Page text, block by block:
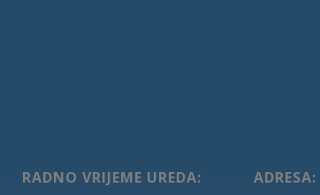
RADNO VRIJEME UREDA: ADRESA: